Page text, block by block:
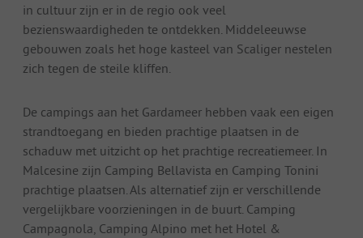
in cultuur zijn er in de regio ook veel
bezienswaardigheden te ontdekken. Middeleeuwse
gebouwen zoals het hoge kasteel van Scaliger nestelen
zich tegen de steile kliffen.
De campings aan het Gardameer hebben vaak een eigen
strandtoegang en bieden prachtige plaatsen in de
schaduw met uitzicht op het prachtige recreatiemeer. In
Malcesine zijn Camping Bellavista en Camping Tonini
prachtige plaatsen. Als alternatief zijn er verschillende
vergelijkbare voorzieningen in de buurt. Camping
Campagnola, Camping Alpino met het Hotel &